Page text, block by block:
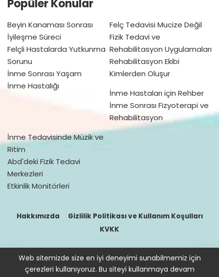
Popüler Konular
Beyin Kanaması Sonrası
İyileşme Süreci
Felçli Hastalarda Yutkunma
Sorunu
İnme Sonrası Yaşam
İnme Hastalığı
Felç Tedavisi Mucize Değil
Fizik Tedavi ve
Rehabilitasyon Uygulamaları
Rehabilitasyon Ekibi
Kimlerden Oluşur
İnme Hastaları için Rehber
İnme Sonrası Fizyoterapi ve
Rehabilitasyon
İnme Tedavisinde Müzik ve
Ritim
Abd'deki Fizik Tedavi
Merkezleri
Etkinlik Monitörleri
Hakkımızda
Gizlilik Politikası ve Kullanım Koşulları
KVKK
© 2016–2021 doktorfizik
Web sitemizde size en iyi deneyimi sunabilmemiz için
çerezleri kullanıyoruz. Bu siteyi kullanmaya devam